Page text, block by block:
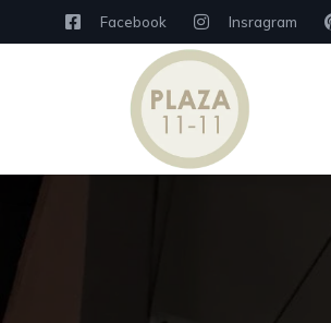
Facebook Insragram